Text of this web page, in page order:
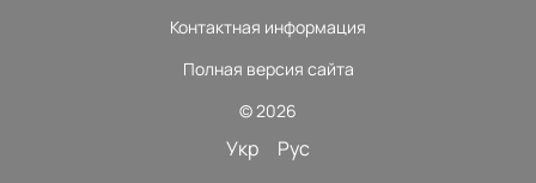
Контактная информация
Полная версия сайта
© 2026
Укр Рус